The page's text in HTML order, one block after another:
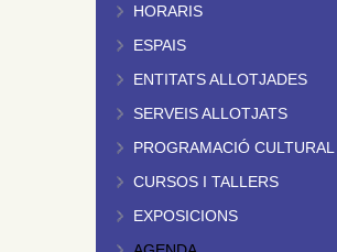
HORARIS
ESPAIS
ENTITATS ALLOTJADES
SERVEIS ALLOTJATS
PROGRAMACIÓ CULTURAL
CURSOS I TALLERS
EXPOSICIONS